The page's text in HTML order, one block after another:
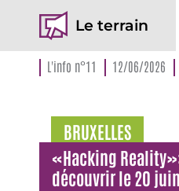
Le terrain
L'info n°11 12/06/2026
BRUXELLES
«Hacking
découvrir le 20 juin